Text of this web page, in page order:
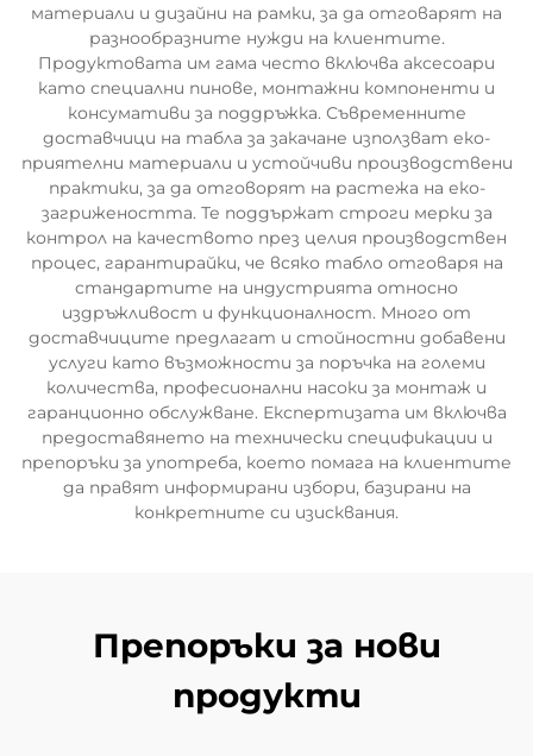
материали и дизайни на рамки, за да отговарят на
разнообразните нужди на клиентите.
Продуктовата им гама често включва аксесоари
като специални пинове, монтажни компоненти и
консумативи за поддръжка. Съвременните
доставчици на табла за закачане използват еко-
приятелни материали и устойчиви производствени
практики, за да отговорят на растежа на еко-
загрижеността. Те поддържат строги мерки за
контрол на качеството през целия производствен
процес, гарантирайки, че всяко табло отговаря на
стандартите на индустрията относно
издръжливост и функционалност. Много от
доставчиците предлагат и стойностни добавени
услуги като възможности за поръчка на големи
количества, професионални насоки за монтаж и
гаранционно обслужване. Експертизата им включва
предоставянето на технически спецификации и
препоръки за употреба, което помага на клиентите
да правят информирани избори, базирани на
конкретните си изисквания.
Препоръки за нови
продукти